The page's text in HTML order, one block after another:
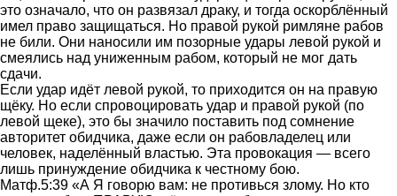
это означало, что он развязал драку, и тогда оскорблённый
имел право защищаться. Но правой рукой римляне рабов
не били. Они наносили им позорные удары левой рукой и
смеялись над униженным рабом, который не мог дать
сдачи.
Если удар идёт левой рукой, то приходится он на правую
щёку. Но если спровоцировать удар и правой рукой (по
левой щеке), это бы значило поставить под сомнение
авторитет обидчика, даже если он рабовладелец или
человек, наделённый властью. Эта провокация — всего
лишь принуждение обидчика к честному бою.
Матф.5:39 «А Я говорю вам: не противься злому. Но кто